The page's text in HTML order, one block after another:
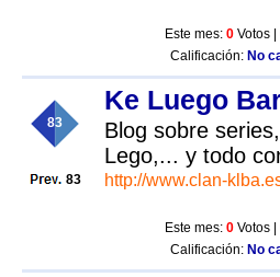
Este mes: 0 Votos |
Calificación: No
83
83
Ke Luego
Blog sobre
Lego,... y todo
http://www.clan-
Este mes: 0 Votos |
Calificación: No